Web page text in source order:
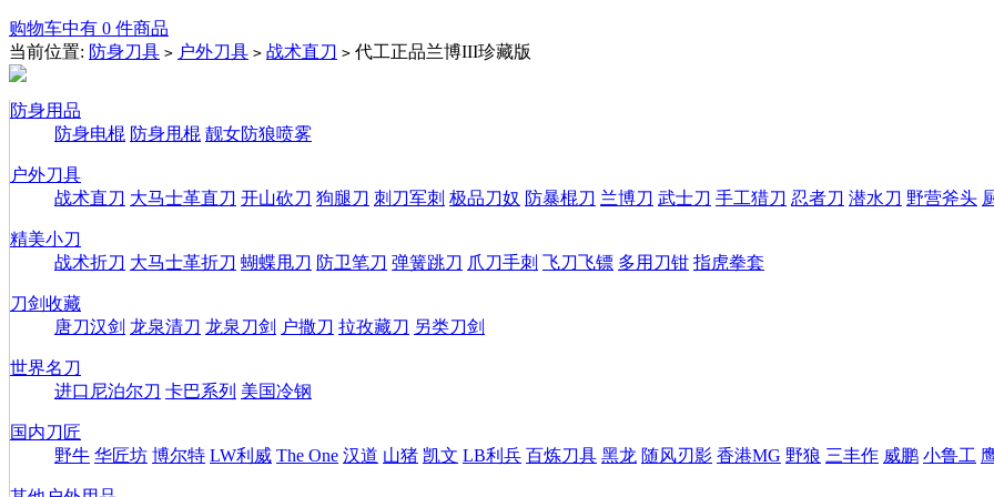
购物车中有 0 件商品
当前位置: 防身刀具 > 户外刀具 > 战术直刀 > 代工正品兰博III珍藏版
防身用品
防身电棍 防身甩棍 靓女防狼喷雾
户外刀具
战术直刀 大马士革直刀 开山砍刀 狗腿刀 刺刀军刺 极品刀奴 防暴棍刀 兰博刀 武士刀 手工猎刀 忍者刀 潜水刀 野营斧头
精美小刀
战术折刀 大马士革折刀 蝴蝶甩刀 防卫笔刀 弹簧跳刀 爪刀手刺 飞刀飞镖 多用刀钳 指虎拳套
刀剑收藏
唐刀汉剑 龙泉清刀 龙泉刀剑 户撒刀 拉孜藏刀 另类刀剑
世界名刀
进口尼泊尔刀 卡巴系列 美国冷钢
国内刀匠
野牛 华匠坊 博尔特 LW利威 The One 汉道 山猪 凯文 LB利兵 百炼刀具 黑龙 随风刃影 香港MG 野狼 三丰作 威鹏 小鲁工